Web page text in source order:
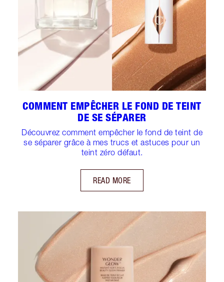
COMMENT EMPÊCHER LE FOND DE TEINT
DE SE SÉPARER
Découvrez comment empêcher le fond de teint de
se séparer grâce à mes trucs et astuces pour un
teint zéro défaut.
READ MORE